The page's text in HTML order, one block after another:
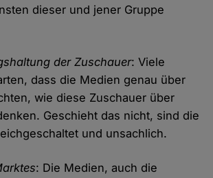
dieser und jener Gruppe
der Zuschauer: Viele
dass die Medien genau über
wie diese Zuschauer über
Geschieht das nicht, sind die
und unsachlich.
: Die Medien, auch die